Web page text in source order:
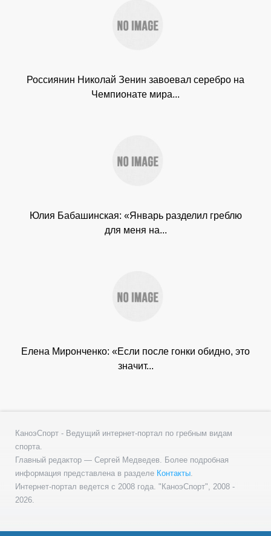
Россиянин Николай Зенин завоевал серебро на
Чемпионате мира...
Юлия Бабашинская: «Январь разделил греблю
для меня на...
Елена Миронченко: «Если после гонки обидно, это
значит...
КаноэСпорт - Ведущий интернет-портал по гребным видам
спорта.
Главный редактор — Сергей Медведев. Более подробная
информация представлена в разделе Контакты.
Интернет-портал ведется с 2008 года. "КаноэСпорт", 2008 -
2026.